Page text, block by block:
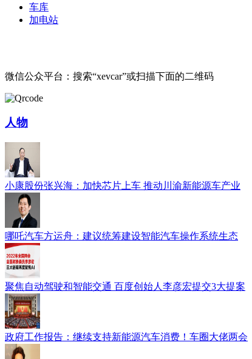
车库
加电站
微信公众平台：搜索“xevcar”或扫描下面的二维码
人物
小康股份张兴海：加快芯片上车 推动川渝新能源车产业
哪吒汽车方运舟：建议统筹建设智能汽车操作系统生态
聚焦自动驾驶和智能交通 百度创始人李彦宏提交3大提案
政府工作报告：继续支持新能源汽车消费！车圈大佬两会